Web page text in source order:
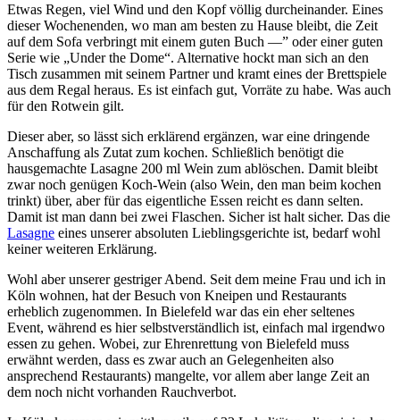
Etwas Regen, viel Wind und den Kopf völlig durcheinander. Eines
dieser Wochenenden, wo man am besten zu Hause bleibt, die Zeit
auf dem Sofa verbringt mit einem guten Buch —” oder einer guten
Serie wie „Under the Dome“. Alternative hockt man sich an den
Tisch zusammen mit seinem Partner und kramt eines der Brettspiele
aus dem Regal heraus. Es ist einfach gut, Vorräte zu habe. Was auch
für den Rotwein gilt.
Dieser aber, so lässt sich erklärend ergänzen, war eine dringende
Anschaffung als Zutat zum kochen. Schließlich benötigt die
hausgemachte Lasagne 200 ml Wein zum ablöschen. Damit bleibt
zwar noch genügen Koch-Wein (also Wein, den man beim kochen
trinkt) über, aber für das eigentliche Essen reicht es dann selten.
Damit ist man dann bei zwei Flaschen. Sicher ist halt sicher. Das die
Lasagne eines unserer absoluten Lieblingsgerichte ist, bedarf wohl
keiner weiteren Erklärung.
Wohl aber unserer gestriger Abend. Seit dem meine Frau und ich in
Köln wohnen, hat der Besuch von Kneipen und Restaurants
erheblich zugenommen. In Bielefeld war das ein eher seltenes
Event, während es hier selbstverständlich ist, einfach mal irgendwo
essen zu gehen. Wobei, zur Ehrenrettung von Bielefeld muss
erwähnt werden, dass es zwar auch an Gelegenheiten also
ansprechend Restaurants) mangelte, vor allem aber lange Zeit an
dem noch nicht vorhanden Rauchverbot.